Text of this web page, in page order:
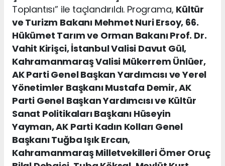
Toplantısı” ile taçlandırıldı. Programa, Kültür
ve Turizm Bakanı Mehmet Nuri Ersoy, 66.
Hükümet Tarım ve Orman Bakanı Prof. Dr.
Vahit Kirişci, İstanbul Valisi Davut Gül,
Kahramanmaraş Valisi Mükerrem Ünlüer,
AK Parti Genel Başkan Yardımcısı ve Yerel
Yönetimler Başkanı Mustafa Demir, AK
Parti Genel Başkan Yardımcısı ve Kültür
Sanat Politikaları Başkanı Hüseyin
Yayman, AK Parti Kadın Kolları Genel
Başkanı Tuğba Işık Ercan,
Kahramanmaraş Milletvekilleri Ömer Oruç